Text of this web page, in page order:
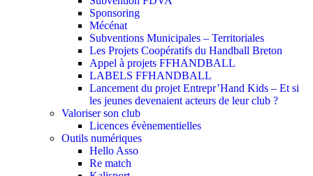
Sponsoring
Mécénat
Subventions Municipales – Territoriales
Les Projets Coopératifs du Handball Breton
Appel à projets FFHANDBALL
LABELS FFHANDBALL
Lancement du projet Entrepr’Hand Kids – Et si
les jeunes devenaient acteurs de leur club ?
Valoriser son club
Licences évènementielles
Outils numériques
Hello Asso
Re match